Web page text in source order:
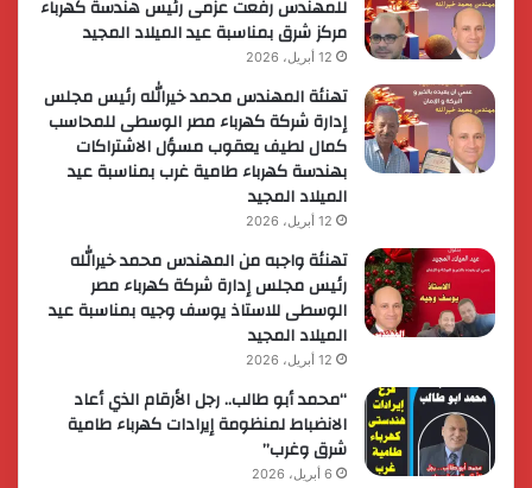
للمهندس رفعت عزمى رئيس هندسة كهرباء
مركز شرق بمناسبة عيد الميلاد المجيد
12 أبريل، 2026
تهنئة المهندس محمد خيرالله رئيس مجلس
إدارة شركة كهرباء مصر الوسطى للمحاسب
كمال لطيف يعقوب مسؤل الاشتراكات
بهندسة كهرباء طامية غرب بمناسبة عيد
الميلاد المجيد
12 أبريل، 2026
تهنئة واجبه من المهندس محمد خيرالله
رئيس مجلس إدارة شركة كهرباء مصر
الوسطى للاستاذ يوسف وجيه بمناسبة عيد
الميلاد المجيد
12 أبريل، 2026
“محمد أبو طالب.. رجل الأرقام الذي أعاد
الانضباط لمنظومة إيرادات كهرباء طامية
شرق وغرب”
6 أبريل، 2026